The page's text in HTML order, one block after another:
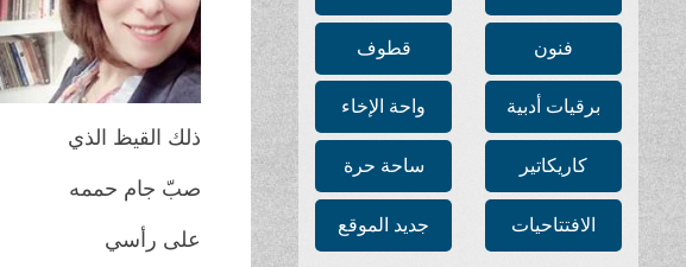
فنون قطوف
برقيات أدبية واحة الإخاء
كاريكاتير ساحة حرة
الافتتاحيات جديد الموقع
ذلك القيظ الذي
صبّ جام حممه
على رأسي